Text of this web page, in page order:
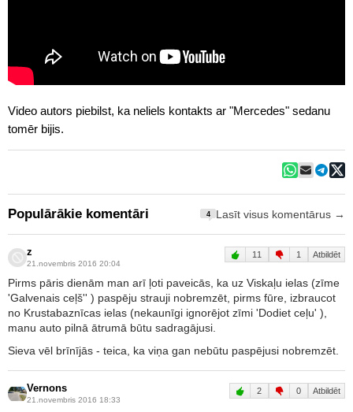
Video autors piebilst, ka neliels kontakts ar "Mercedes" sedanu
tomēr bijis.
Populārākie komentāri 4 Lasīt visus komentārus →
z
21.novembris 2016 20:04
11 1 Atbildēt
Pirms pāris dienām man arī ļoti paveicās, ka uz Viskaļu ielas (zīme
'Galvenais ceļš'' ) paspēju strauji nobremzēt, pirms fūre, izbraucot
no Krustabaznīcas ielas (nekaunīgi ignorējot zīmi 'Dodiet ceļu' ),
manu auto pilnā ātrumā būtu sadragājusi.
Sieva vēl brīnījās - teica, ka viņa gan nebūtu paspējusi nobremzēt.
Vernons
21.novembris 2016 18:33
2 0 Atbildēt